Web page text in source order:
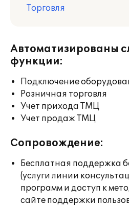
Торговля
Автоматизированы
функции:
Подключение
Розничная торговля
Учет прихода ТМЦ
Учет продаж ТМЦ
Сопровождение:
Бесплатная поддержка
(услуги линии
программ и доступ к
сайте поддержки